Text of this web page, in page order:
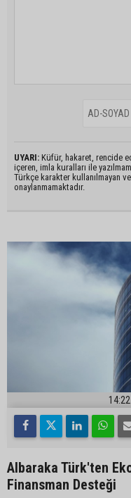
UYARI: Küfür, hakaret, rencide
içeren, imla kuralları ile
Türkçe karakter kullanılmayan
onaylanmamaktadır.
14:22
Albaraka Türk'ten
Finansman Desteği